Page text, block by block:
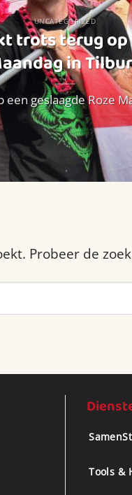
UNCATEGORIZED
trots terug op
in
geslaagde Roze
Probeer de
Tools &